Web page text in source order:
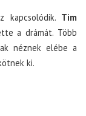
kapcsolódik. Tim
a drámát. Több
néznek elébe a
ki.